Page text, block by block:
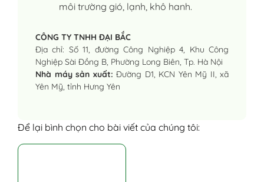
môi trường gió, lạnh, khô hanh.
CÔNG TY TNHH ĐẠI BẮC
Địa chỉ: Số 11, đường Công Nghiệp 4, Khu Công
Nghiệp Sài Đồng B, Phường Long Biên, Tp. Hà Nội
Nhà máy sản xuất: Đường D1, KCN Yên Mỹ II, xã
Yên Mỹ, tỉnh Hưng Yên
Để lại bình chọn cho bài viết của chúng tôi: